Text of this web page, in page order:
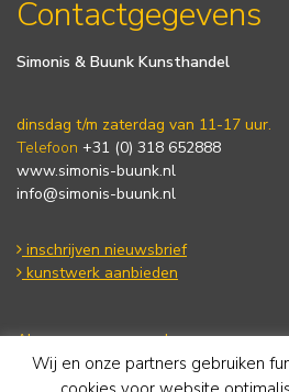
Contactgegevens
Simonis & Buunk Kunsthandel
dinsdag t/m zaterdag van 11-17 uur.
Telefoon +31 (0) 318 652888
www.simonis-buunk.nl
info@simonis-buunk.nl
inschrijven nieuwsbrief
kunstwerk aanbieden
Algemene voorwaarden
Privacy statement
Cookie Policy
Wij en onze partners gebruiken